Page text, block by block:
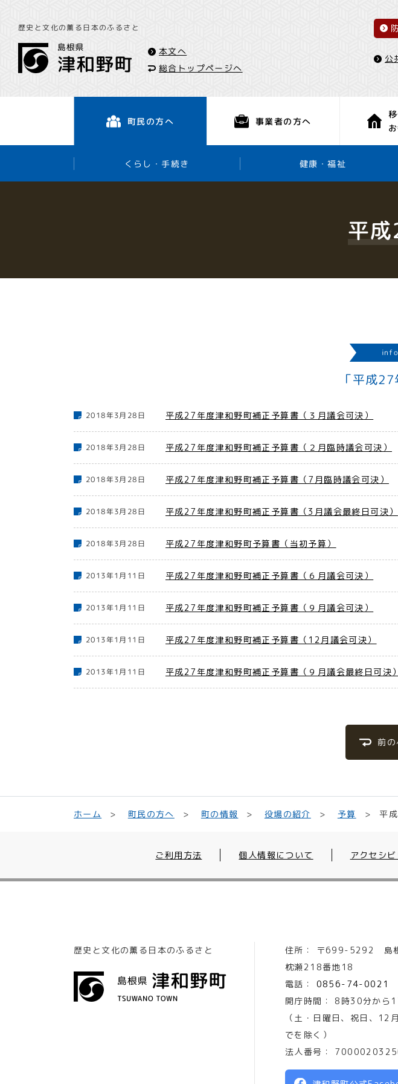
歴史と文化の薫る日本のふるさと
本文へ
総合トップページへ
公
町民の方へ
くらし・手続き 健康・福祉
事業者の方へ
平
「平成
2018年3月28日 平成27年度津和野町補正予算書（３月議会可決）
2018年3月28日 平成27年度津和野町補正予算書（２月臨時議会可決）
2018年3月28日 平成27年度津和野町補正予算書（7月臨時議会可決）
2018年3月28日 平成27年度津和野町補正予算書（3月議会最終日可決）
2018年3月28日 平成27年度津和野町予算書（当初予算）
2013年1月11日 平成27年度津和野町補正予算書（６月議会可決）
2013年1月11日 平成27年度津和野町補正予算書（９月議会可決）
2013年1月11日 平成27年度津和野町補正予算書（12月議会可決）
2013年1月11日 平成27年度津和野町補正予算書（９月議会最終日可決）
前
ホーム 町民の方へ 町の情報 役場の紹介 予算 平
ご利用方法 個人情報について アクセシ
歴史と文化の薫る日本のふるさと 住所： 〒699-5292 島
枕瀬218番地18
電話：
0856-74-0021
開庁時間：
8時30分から
（土・日曜日、祝日、12
でを除く）
法人番号：